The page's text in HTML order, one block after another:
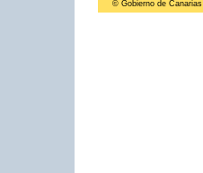
© Gobierno de Canarias